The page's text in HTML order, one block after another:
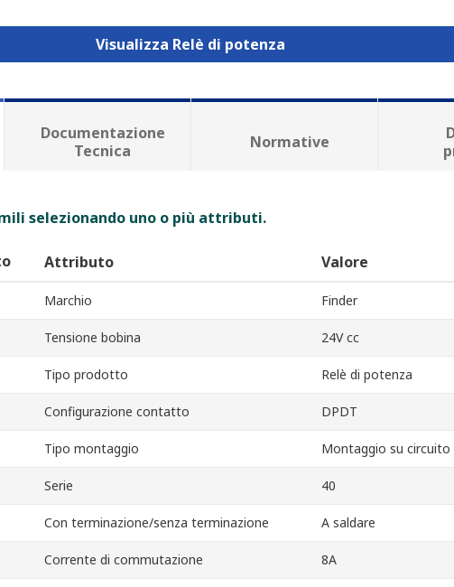
Visualizza Relè di potenza
Documentazione
Tecnica
Normative
selezionando uno o più attributi.
Attributo Valore
Marchio Finder
Tensione bobina 24V cc
Tipo prodotto Relè di potenza
Configurazione contatto DPDT
Tipo montaggio Montaggio su
Serie 40
Con terminazione/senza terminazione A saldare
Corrente di commutazione 8A